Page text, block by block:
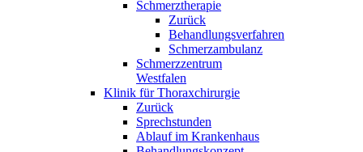
Schmerztherapie
Zurück
Behandlungsverfahren
Schmerzambulanz
Schmerzzentrum
Westfalen
Klinik für Thoraxchirurgie
Zurück
Sprechstunden
Ablauf im Krankenhaus